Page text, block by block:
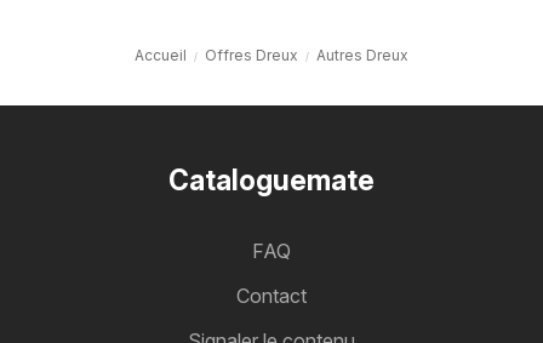
Accueil Offres Dreux Autres Dreux
Cataloguemate
FAQ
Contact